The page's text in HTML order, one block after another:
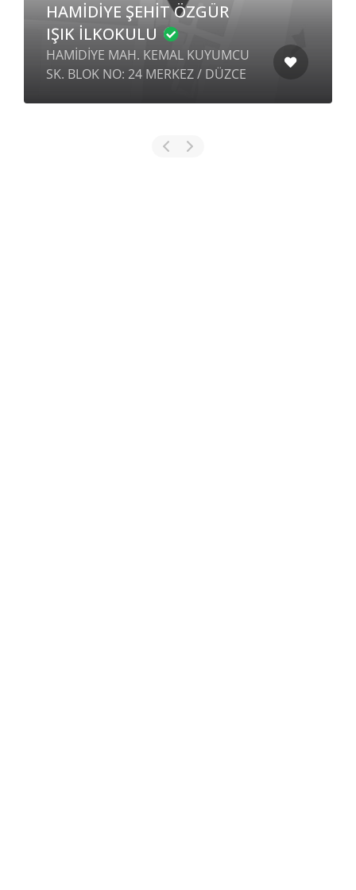
HAMİDİYE ŞEHİT ÖZGÜR
IŞIK İLKOKULU
HAMİDİYE MAH. KEMAL KUYUMCU
SK. BLOK NO: 24 MERKEZ / DÜZCE